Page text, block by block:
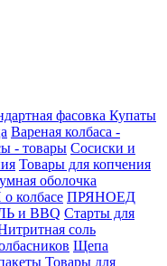
фасовка Купаты
Вареная колбаса -
- товары Сосиски и
Товары для копчения
оболочка
колбасе ПРЯНОЕД
и BBQ Старты для
соль
Щепа
Товары для